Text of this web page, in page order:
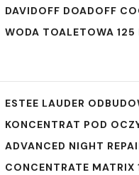
DAVIDOFF DOADOFF
WODA TOALETOWA 125
ESTEE LAUDER
KONCENTRAT POD
ADVANCED NIGHT
CONCENTRATE MATRIX